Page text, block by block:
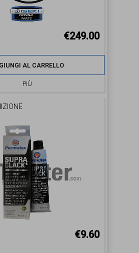
€249.00
AL CARRELLO
PIÙ
€9.60